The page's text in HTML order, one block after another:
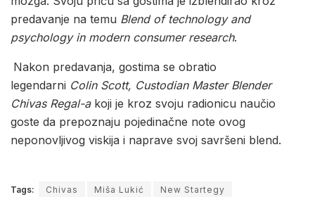
predavanje na temu Blend of technology and
psychology in modern consumer research.
Nakon predavanja, gostima se obratio
legendarni Colin Scott, Custodian Master Blender
Chivas Regal-akoji je kroz svoju radionicu naučio
goste da prepoznaju pojedinačne note ovog
neponovljivog viskija i naprave svoj savršeni blend.
Tags: Chivas Miša Lukić
New Startegy